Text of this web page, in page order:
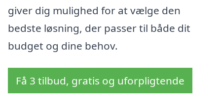
giver dig mulighed for at vælge den
bedste løsning, der passer til både dit
budget og dine behov.
Få 3 tilbud, gratis og uforpligtende